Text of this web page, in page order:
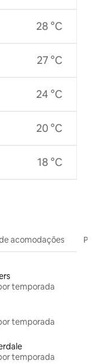
28 °C
27 °C
24 °C
20 °C
18 °C
acomodações
temporada
temporada
temporada